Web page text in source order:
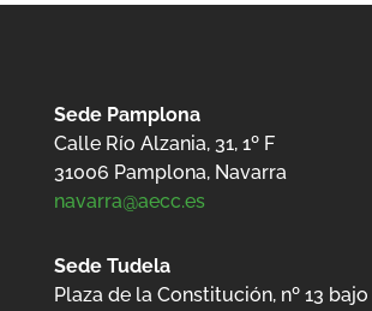
Sede Pamplona
Calle Río Alzania, 31, 1º F
31006 Pamplona, Navarra
navarra@aecc.es
Sede Tudela
Plaza de la Constitución, nº 13 bajo